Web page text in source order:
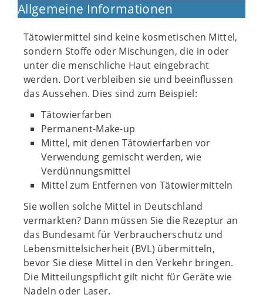
Allgemeine Informationen
Tätowiermittel sind keine kosmetischen Mittel,
sondern Stoffe oder Mischungen, die in oder
unter die menschliche Haut eingebracht
werden. Dort verbleiben sie und beeinflussen
das Aussehen. Dies sind zum Beispiel:
Tätowierfarben
Permanent-Make-up
Mittel, mit denen Tätowierfarben vor
Verwendung gemischt werden, wie
Verdünnungsmittel
Mittel zum Entfernen von Tätowiermitteln
Sie wollen solche Mittel in Deutschland
vermarkten? Dann müssen Sie die Rezeptur an
das Bundesamt für Verbraucherschutz und
Lebensmittelsicherheit (BVL) übermitteln,
bevor Sie diese Mittel in den Verkehr bringen.
Die Mitteilungspflicht gilt nicht für Geräte wie
Nadeln oder Laser.